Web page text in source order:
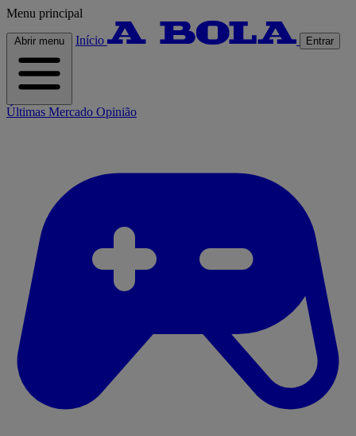
Menu principal
Abrir menu Início Entrar
Últimas Mercado Opinião